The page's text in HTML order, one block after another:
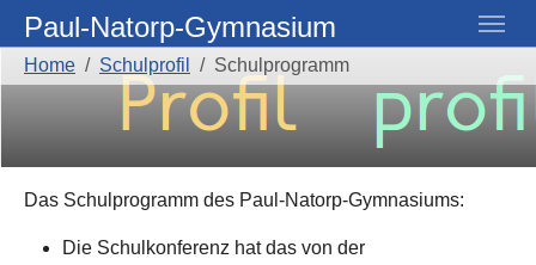
Skip to main navigation
Skip to main content
Skip to page footer
Paul-Natorp-Gymnasium
You are here:
Home Schulprofil Schulprogramm
Das Schulprogramm des Paul-Natorp-Gymnasiums:
Die Schulkonferenz hat das von der